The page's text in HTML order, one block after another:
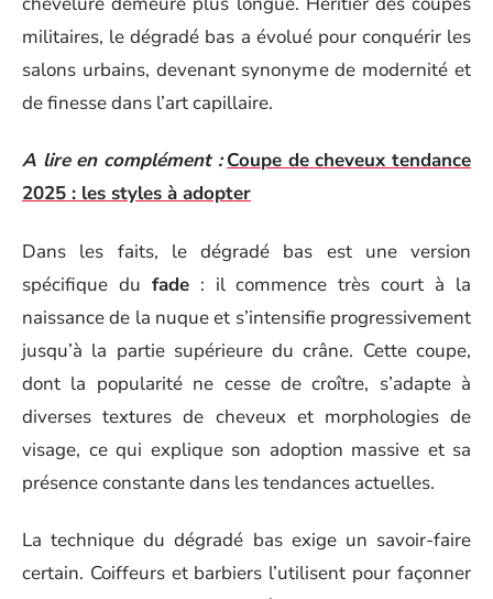
militaires, le dégradé bas a évolué pour conquérir les
salons urbains, devenant synonyme de modernité et
de finesse dans l’art capillaire.
A lire en complément : Coupe de cheveux tendance
2025 : les styles à adopter
Dans les faits, le dégradé bas est une version
spécifique du fade: il commence très court à la
naissance de la nuque et s’intensifie progressivement
jusqu’à la partie supérieure du crâne. Cette coupe,
dont la popularité ne cesse de croître, s’adapte à
diverses textures de cheveux et morphologies de
visage, ce qui explique son adoption massive et sa
présence constante dans les tendances actuelles.
La technique du dégradé bas exige un savoir-faire
certain. Coiffeurs et barbiers l’utilisent pour façonner